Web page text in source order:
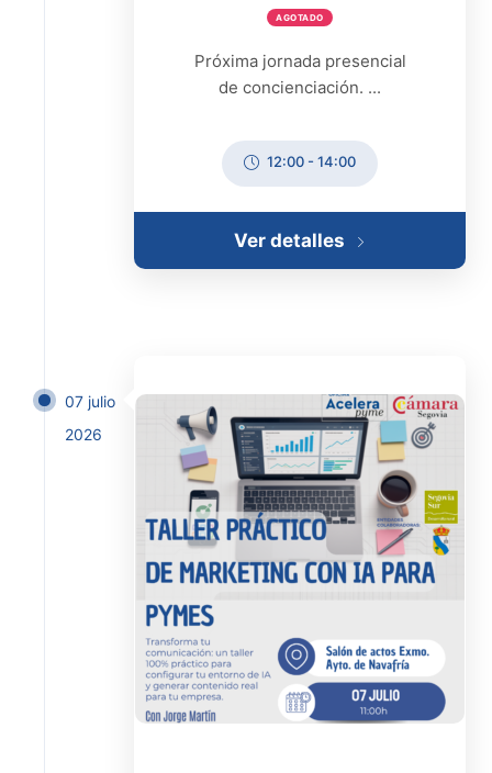
AGOTADO
Próxima jornada presencial
de concienciación. ...
12:00 - 14:00
Ver detalles
07 julio
2026